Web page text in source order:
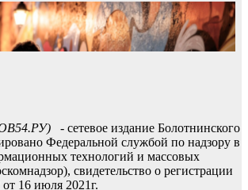
- сетевое издание Болотнинского
Федеральной службой по надзору в
технологий и массовых
свидетельство о регистрации
16 июля 2021г.